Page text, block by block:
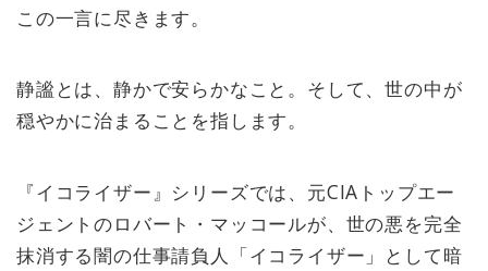
この一言に尽きます。
静謐とは、静かで安らかなこと。そして、世の中が
穏やかに治まることを指します。
『イコライザー』シリーズでは、元CIAトップエー
ジェントのロバート・マッコールが、世の悪を完全
抹消する闇の仕事請負人「イコライザー」として暗